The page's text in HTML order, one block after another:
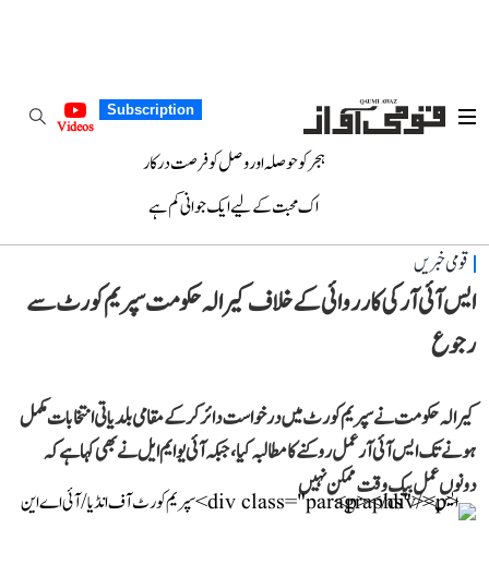
Subscription
Videos
ہجر کو حوصلہ اور وصل کو فرصت درکار
اک محبت کے لیے ایک جوانی کم ہے
قومی خبریں
ایس آئی آر کی کارروائی کے خلاف کیرالہ حکومت سپریم کورٹ سے
رجوع
کیرالہ حکومت نے سپریم کورٹ میں درخواست دائر کر کے مقامی بلدیاتی انتخابات مکمل
ہونے تک ایس آئی آر عمل روکنے کا مطالبہ کیا، جبکہ آئی یو ایم ایل نے بھی کہا ہے کہ
دونوں عمل بیک وقت ممکن نہیں